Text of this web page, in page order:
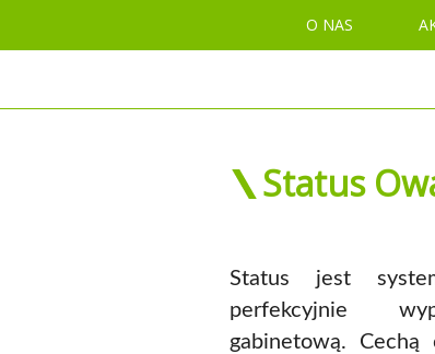
O NAS
Status
Status jest
perfekcyjnie
gabinetową. Cechą